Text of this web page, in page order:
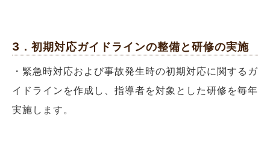
3．初期対応ガイドラインの整備と研修の実施
・緊急時対応および事故発生時の初期対応に関するガ
イドラインを作成し、指導者を対象とした研修を毎年
実施します。